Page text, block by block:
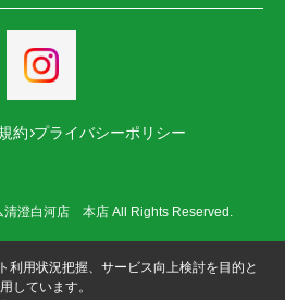
約 プライバシーポリシー
清澄白河店 本店 All Rights Reserved.
利用状況把握、サービス向上検討を目的と
しています。